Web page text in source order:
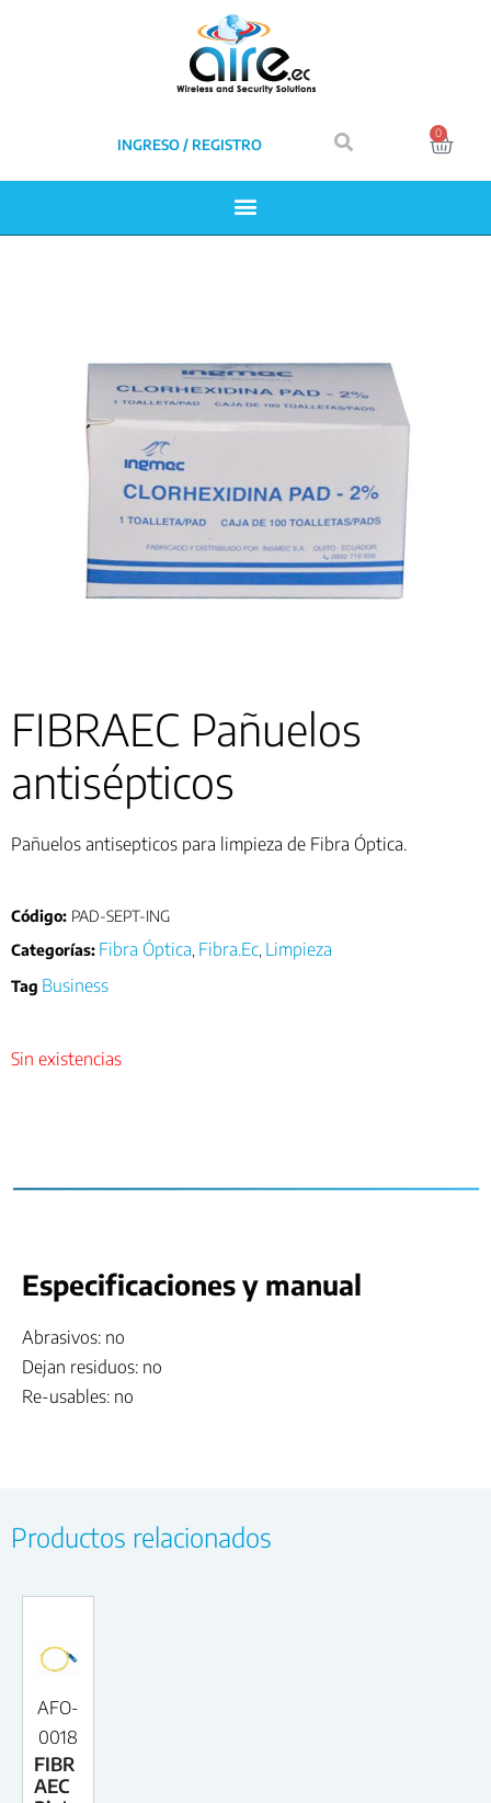
INGRESO / REGISTRO
0
FIBRAEC Pañuelos
antisépticos
Pañuelos antisepticos para limpieza de Fibra Óptica.
Código: PAD-SEPT-ING
Categorías: Fibra Óptica Fibra.Ec Limpieza
Tag Business
Sin existencias
Especificaciones y manual
Abrasivos: no
Dejan residuos: no
Re-usables: no
Productos relacionados
AFO-
0018
FIBR
AEC